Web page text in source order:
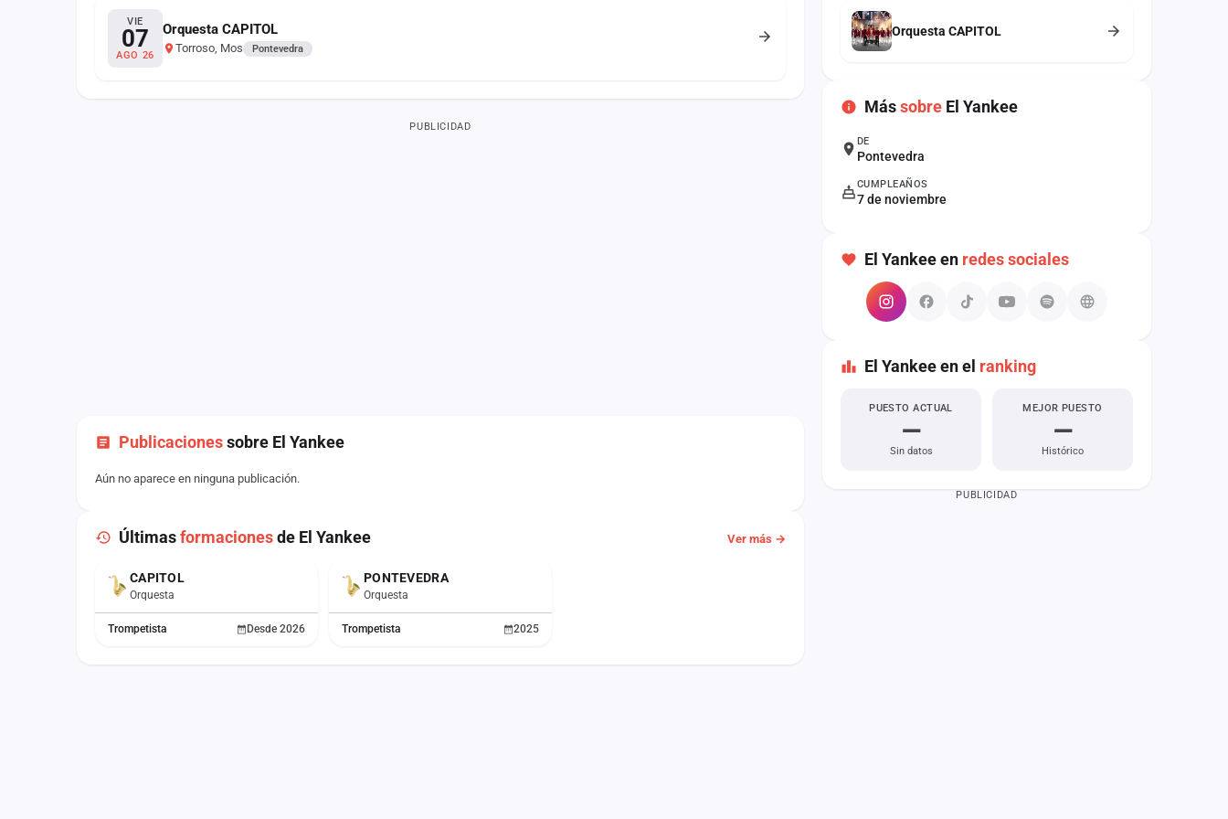
VIE
07
AGO 26
Orquesta CAPITOL
Torroso, Mos Pontevedra
PUBLICIDAD
Publicacionessobre El Yankee
Aún no aparece en ninguna publicación.
Últimasformacionesde El Yankee Ver más →
ACTUALCAPITOL
Orquesta
Trompetista Desde 2026
PONTEVEDRA
Orquesta
Trompetista 2025
Orquesta CAPITOL
Mássobre El Yankee
DE
Pontevedra
CUMPLEAÑOS
7 de noviembre
El Yankee en redes sociales
El Yankee en el ranking
PUESTO ACTUAL
—
Sin datos
MEJOR PUESTO
—
Histórico
PUBLICIDAD